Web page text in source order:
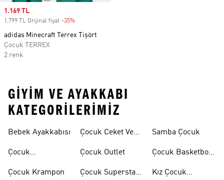
Sale price
1.169 TL
1.799 TL Orijinal fiyat -35%
adidas Minecraft Terrex Tişört
Çocuk TERREX
2 renk
GIYIM VE AYAKKABI
KATEGORILERIMIZ
Bebek Ayakkabısı
Çocuk
Çocuk Krampon
Çocuk Ceket Ve
Çocuk Outlet
Çocuk Superstar
Samba Çocuk
Çocuk Basketbol
Kız Çocuk